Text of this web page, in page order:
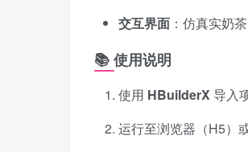
交互界面 ：仿真实奶
📚 使用说明
使用 HBuilderX 导入
运行至浏览器（H5）